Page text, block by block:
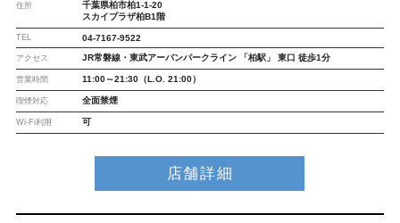
住所
千葉県柏市柏1-1-20
スカイプラザ柏B1階
TEL 04-7167-9522
アクセス JR常磐線・東武アーバンパークライン 「柏駅」 東口 徒歩1分
営業時間 11:00～21:30（L.O. 21:00）
喫煙対応 全面禁煙
Wi-Fi利用 可
店舗詳細